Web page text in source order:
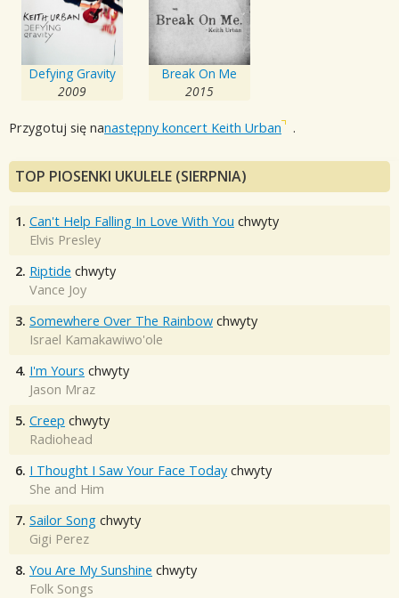
Defying Gravity
2009
Break On Me
2015
Przygotuj się nanastępny koncert Keith Urban .
TOP PIOSENKI UKULELE (SIERPNIA)
1. Can't Help Falling In Love With You chwyty
Elvis Presley
2. Riptide chwyty
Vance Joy
3. Somewhere Over The Rainbow chwyty
Israel Kamakawiwo'ole
4. I'm Yours chwyty
Jason Mraz
5. Creep chwyty
Radiohead
6. I Thought I Saw Your Face Today chwyty
She and Him
7. Sailor Song chwyty
Gigi Perez
8. You Are My Sunshine chwyty
Folk Songs